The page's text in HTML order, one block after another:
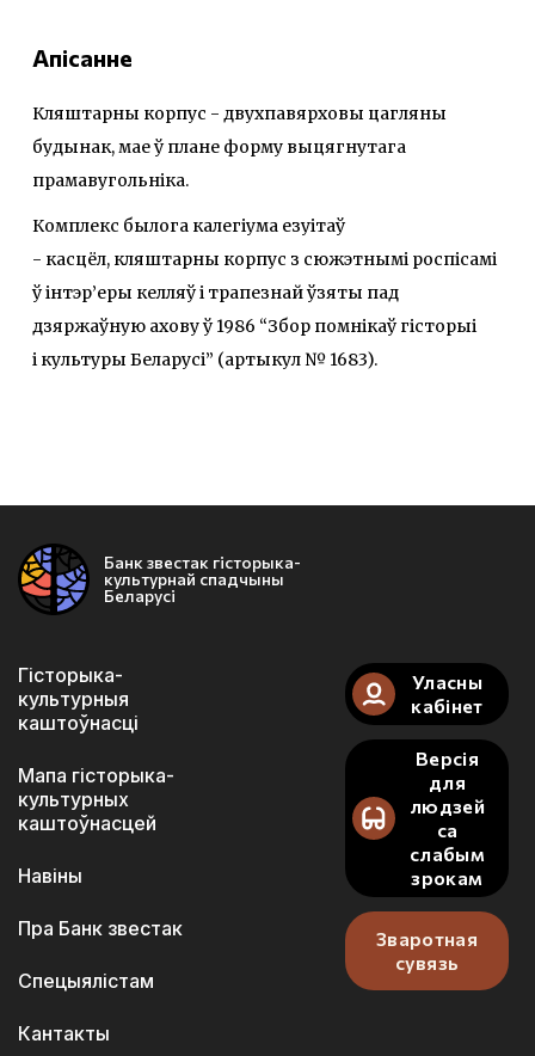
Апісанне
Кляштарны корпус - двухпавярховы цагляны
будынак, мае ў плане форму выцягнутага
прамавугольніка.
Комплекс былога калегіума езуітаў
- касцёл, кляштарны корпус з сюжэтнымі роспісамі
ў інтэр’еры келляў і трапезнай ўзяты пад
дзяржаўную ахову ў 1986 “Збор помнікаў гісторыі
і культуры Беларусі” (артыкул № 1683).
Банк звестак гісторыка-
культурнай спадчыны
Беларусі
Гісторыка-
культурныя
каштоўнасці
Мапа гісторыка-
культурных
каштоўнасцей
Навіны
Пра Банк звестак
Спецыялістам
Кантакты
Уласны
кабінет
Версія
для
людзей
са
слабым
зрокам
Зваротная
сувязь